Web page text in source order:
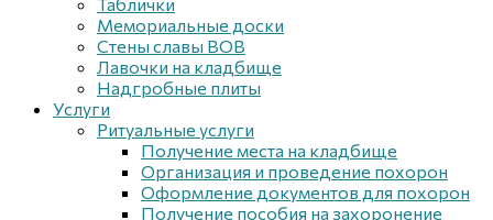
Мемориальные доски
Стены славы ВОВ
Лавочки на кладбище
Надгробные плиты
Услуги
Ритуальные услуги
Получение места на кладбище
Организация и проведение похорон
Оформление документов для похорон
Получение пособия на захоронение